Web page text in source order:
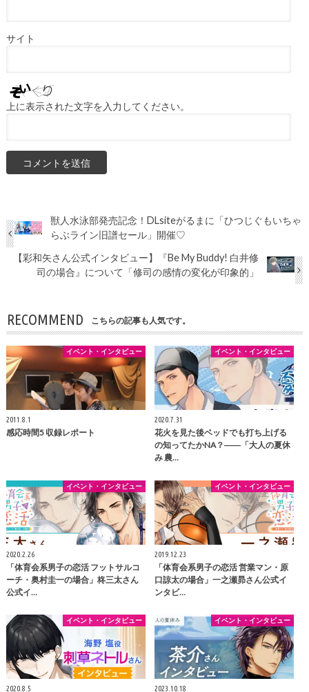
サイト
上に表示された文字を入力してください。
獣人水泳部発売記念！DLsiteがるまに「ひつじぐもいちゃ
らぶライン旧譜セール」開催♡
【彩和矢さん公式インタビュー】『Be My Buddy! 白井修
司の場合』について「修司の感情の変化が印象的」
RECOMMEND こちらの記事も人気です。
イベント・インタビュー
2011.8.1
感応時間5 収録レポート
イベント・インタビュー
2020.7.31
花火を見た後ベッドでも打ち上げる
の知ってたかNA？――「大人の夏休
み 農…
イベント・インタビュー
2020.2.26
「体育会系男子の恋活 フットサルコ
ーチ・奥村圭一の場合」柊三太さん
公式イ…
イベント・インタビュー
2019.12.23
「体育会系男子の恋活 営業マン・原
口諒太の場合」一之瀬昴さん公式イ
ンタビ…
イベント・インタビュー
2020.8.5
イベント・インタビュー
2023.10.18